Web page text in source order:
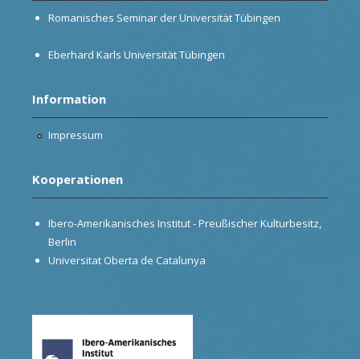
Romanisches Seminar der Universität Tübingen
Eberhard Karls Universität Tübingen
Information
Impressum
Kooperationen
Ibero-Amerikanisches Institut - Preußischer Kulturbesitz,
Berlin
Universitat Oberta de Catalunya